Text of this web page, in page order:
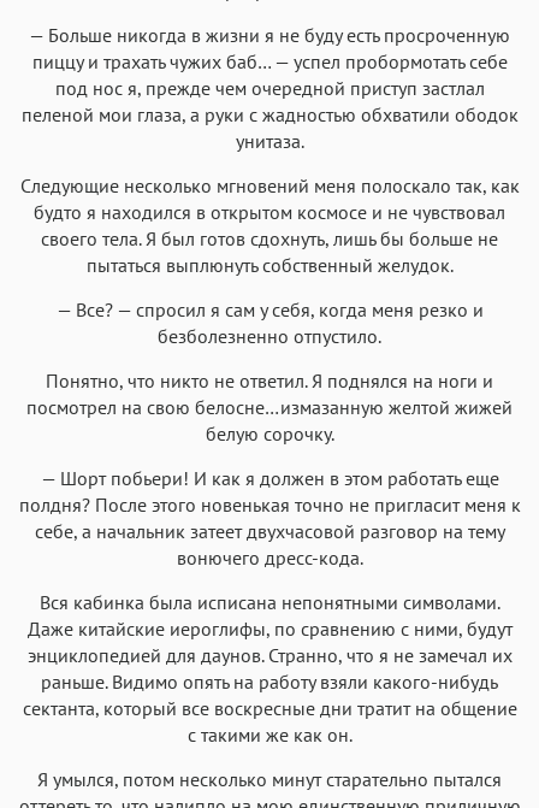
— Больше никогда в жизни я не буду есть просроченную
пиццу и трахать чужих баб… — успел пробормотать себе
под нос я, прежде чем очередной приступ застлал
пеленой мои глаза, а руки с жадностью обхватили ободок
унитаза.
Следующие несколько мгновений меня полоскало так, как
будто я находился в открытом космосе и не чувствовал
своего тела. Я был готов сдохнуть, лишь бы больше не
пытаться выплюнуть собственный желудок.
— Все? — спросил я сам у себя, когда меня резко и
безболезненно отпустило.
Понятно, что никто не ответил. Я поднялся на ноги и
посмотрел на свою белосне…измазанную желтой жижей
белую сорочку.
— Шорт побьери! И как я должен в этом работать еще
полдня? После этого новенькая точно не пригласит меня к
себе, а начальник затеет двухчасовой разговор на тему
вонючего дресс-кода.
Вся кабинка была исписана непонятными символами.
Даже китайские иероглифы, по сравнению с ними, будут
энциклопедией для даунов. Странно, что я не замечал их
раньше. Видимо опять на работу взяли какого-нибудь
сектанта, который все воскресные дни тратит на общение
с такими же как он.
Я умылся, потом несколько минут старательно пытался